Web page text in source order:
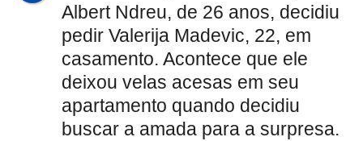
Albert Ndreu, de 26 anos, decidiu
pedir Valerija Madevic, 22, em
casamento. Acontece que ele
deixou velas acesas em seu
apartamento quando decidiu
buscar a amada para a surpresa.